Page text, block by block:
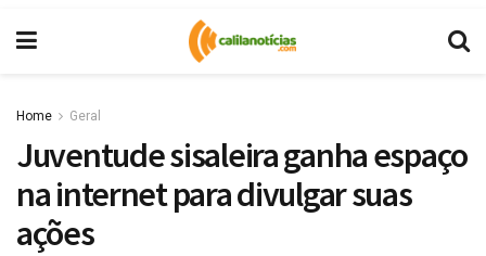
Home Geral
Juventude sisaleira ganha espaço
na internet para divulgar suas
ações